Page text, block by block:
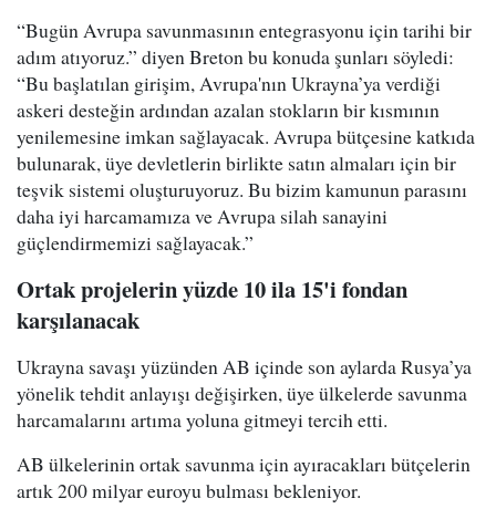
“Bugün Avrupa savunmasının entegrasyonu için tarihi bir
adım atıyoruz.” diyen Breton bu konuda şunları söyledi:
“Bu başlatılan girişim, Avrupa'nın Ukrayna’ya verdiği
askeri desteğin ardından azalan stokların bir kısmının
yenilemesine imkan sağlayacak. Avrupa bütçesine katkıda
bulunarak, üye devletlerin birlikte satın almaları için bir
teşvik sistemi oluşturuyoruz. Bu bizim kamunun parasını
daha iyi harcamamıza ve Avrupa silah sanayini
güçlendirmemizi sağlayacak.”
Ortak projelerin yüzde 10 ila 15'i fondan
karşılanacak
Ukrayna savaşı yüzünden AB içinde son aylarda Rusya’ya
yönelik tehdit anlayışı değişirken, üye ülkelerde savunma
harcamalarını artıma yoluna gitmeyi tercih etti.
AB ülkelerinin ortak savunma için ayıracakları bütçelerin
artık 200 milyar euroyu bulması bekleniyor.